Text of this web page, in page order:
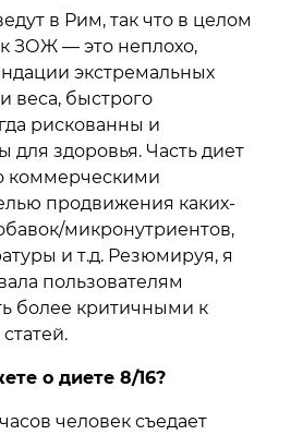
в Рим, так что в целом
ЗОЖ — это неплохо,
экстремальных
веса, быстрого
рискованны и
для здоровья. Часть диет
коммерческими
продвижения каких-
микронутриентов,
и т.д. Резюмируя, я
пользователям
более критичными к
о диете 8/16?
человек съедает